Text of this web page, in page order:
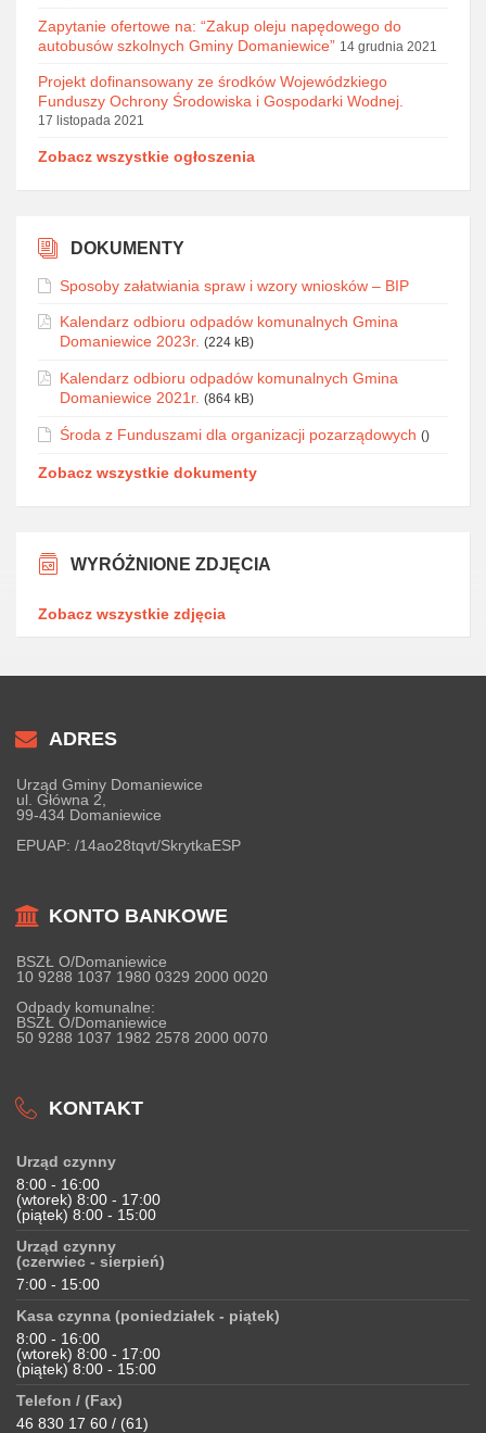
Zapytanie ofertowe na: “Zakup oleju napędowego do
autobusów szkolnych Gminy Domaniewice” 14 grudnia 2021
Projekt dofinansowany ze środków Wojewódzkiego
Funduszy Ochrony Środowiska i Gospodarki Wodnej.
17 listopada 2021
Zobacz wszystkie ogłoszenia
DOKUMENTY
Sposoby załatwiania spraw i wzory wniosków – BIP
Kalendarz odbioru odpadów komunalnych Gmina
Domaniewice 2023r. (224 kB)
Kalendarz odbioru odpadów komunalnych Gmina
Domaniewice 2021r. (864 kB)
Środa z Funduszami dla organizacji pozarządowych ()
Zobacz wszystkie dokumenty
WYRÓŻNIONE ZDJĘCIA
Zobacz wszystkie zdjęcia
ADRES
Urząd Gminy Domaniewice
ul. Główna 2,
99-434 Domaniewice
EPUAP: /14ao28tqvt/SkrytkaESP
KONTO BANKOWE
BSZŁ O/Domaniewice
10 9288 1037 1980 0329 2000 0020
Odpady komunalne:
BSZŁ O/Domaniewice
50 9288 1037 1982 2578 2000 0070
KONTAKT
Urząd czynny
8:00 - 16:00
(wtorek) 8:00 - 17:00
(piątek) 8:00 - 15:00
Urząd czynny
(czerwiec - sierpień)
7:00 - 15:00
Kasa czynna (poniedziałek - piątek)
8:00 - 16:00
(wtorek) 8:00 - 17:00
(piątek) 8:00 - 15:00
Telefon / (Fax)
46 830 17 60 / (61)